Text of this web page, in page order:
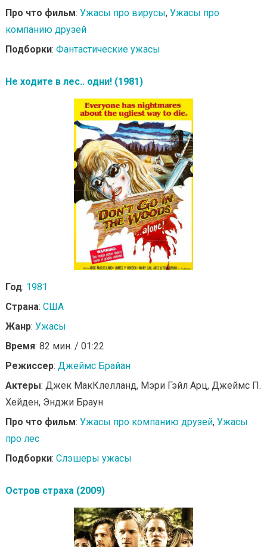
Про что фильм: Ужасы про вирусы, Ужасы про
компанию друзей
Подборки: Фантастические ужасы
Не ходите в лес.. одни! (1981)
Год: 1981
Страна: США
Жанр: Ужасы
Время: 82 мин. / 01:22
Режиссер: Джеймс Брайан
Актеры: Джек МакКлелланд, Мэри Гэйл Арц, Джеймс П.
Хейден, Энджи Браун
Про что фильм: Ужасы про компанию друзей, Ужасы
про лес
Подборки: Слэшеры ужасы
Остров страха (2009)